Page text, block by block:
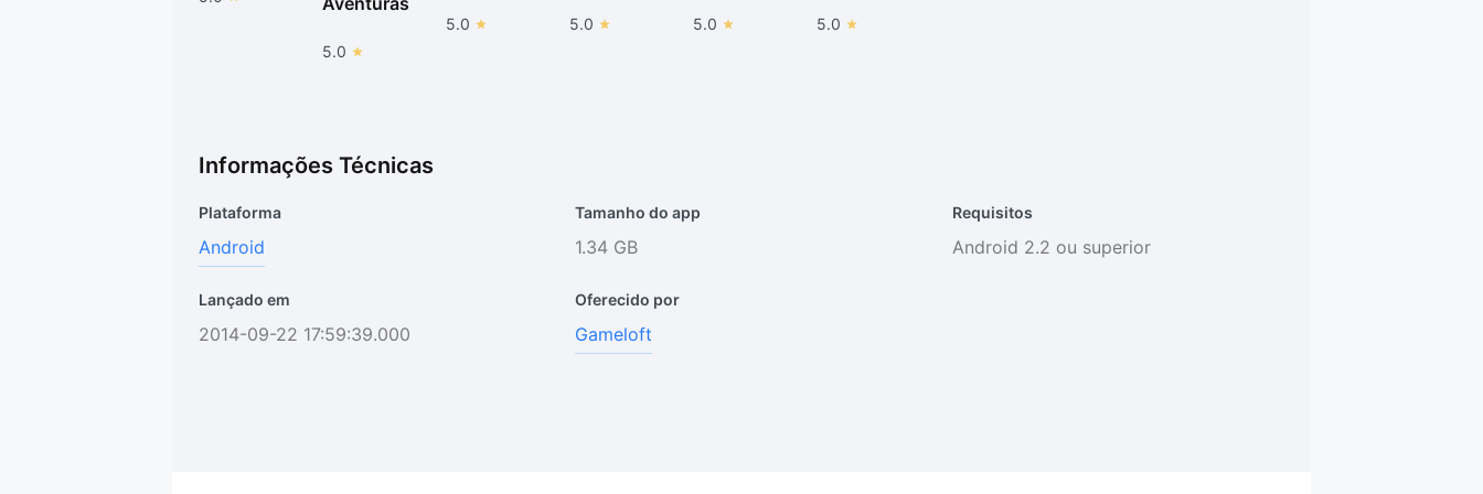
5.0
5.0 5.0 5.0 5.0
Informações Técnicas
Plataforma
Android
Tamanho do app
1.34 GB
Requisitos
Android 2.2 ou superior
Lançado em
2014-09-22 17:59:39.000
Oferecido por
Gameloft